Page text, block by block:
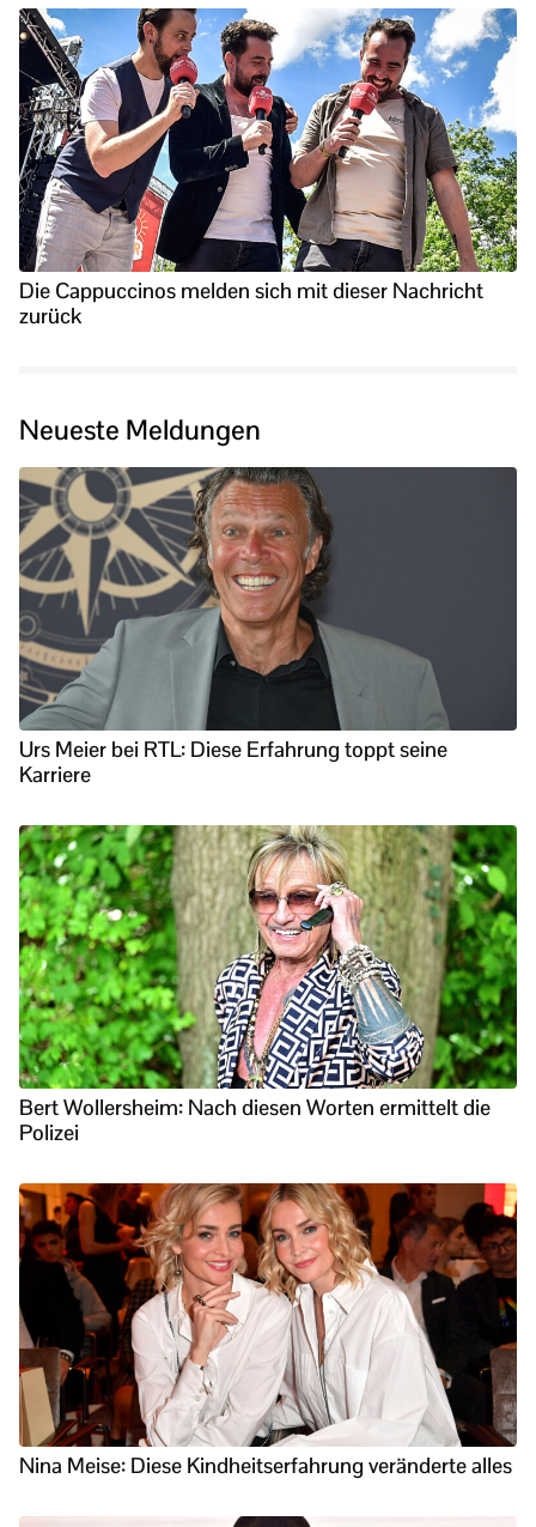
Die Cappuccinos melden sich mit dieser Nachricht
zurück
Neueste Meldungen
Urs Meier bei RTL: Diese Erfahrung toppt seine
Karriere
Bert Wollersheim: Nach diesen Worten ermittelt die
Polizei
Nina Meise: Diese Kindheitserfahrung veränderte alles